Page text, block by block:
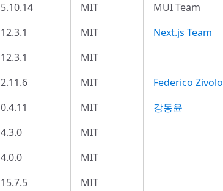
5.10.14 MIT
MUI Team
12.3.1 MIT
Next.js Team
12.3.1
MIT
2.11.6 MIT
Federico Zivolo
0.4.11 MIT
강동윤
4.3.0
MIT
4.0.0
MIT
15.7.5
MIT